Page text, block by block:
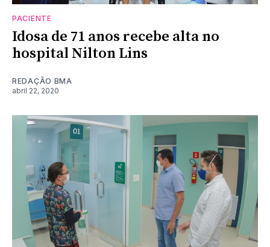
PACIENTE
Idosa de 71 anos recebe alta no
hospital Nilton Lins
REDAÇÃO BMA
abril 22, 2020